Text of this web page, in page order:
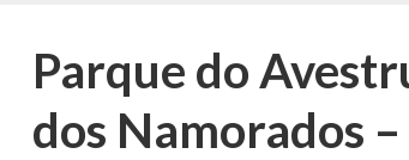
Parque do
dos Namorados